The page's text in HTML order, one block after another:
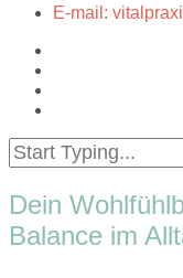
E-mail:
Dein
Balance im